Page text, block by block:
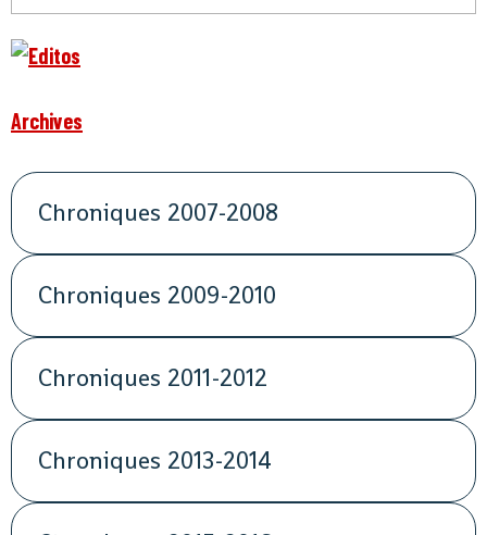
Archives
Chroniques 2007-2008
Chroniques 2009-2010
Chroniques 2011-2012
Chroniques 2013-2014